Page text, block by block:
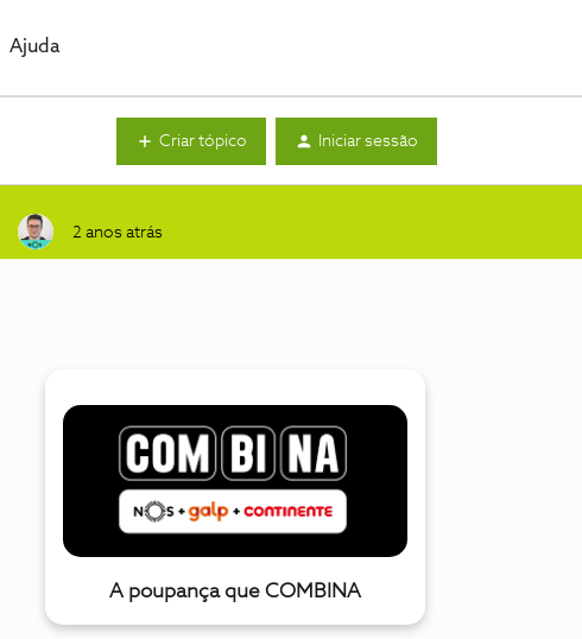
Ajuda
Criar tópico Iniciar sessão
2 anos atrás
A poupança que COMBINA